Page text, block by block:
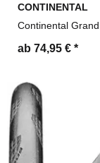
CONTINENTAL
Continental
ab 74,95 € *